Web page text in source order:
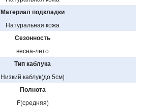
Материал подкладки
Натуральная кожа
Сезонность
весна-лето
Тип каблука
Низкий каблук(до 5см)
Полнота
F(средняя)